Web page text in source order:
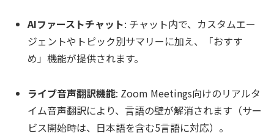
AIファーストチャット: チャット内で、カスタムエー
ジェントやトピック別サマリーに加え、「おすす
め」機能が提供されます。
ライブ音声翻訳機能: Zoom Meetings向けのリアルタ
イム音声翻訳により、言語の壁が解消されます（サー
ビス開始時は、日本語を含む5言語に対応）。